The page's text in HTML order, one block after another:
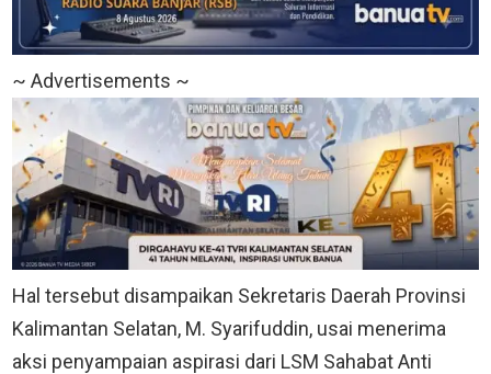
~ Advertisements ~
Hal tersebut disampaikan Sekretaris Daerah Provinsi
Kalimantan Selatan, M. Syarifuddin, usai menerima
aksi penyampaian aspirasi dari LSM Sahabat Anti